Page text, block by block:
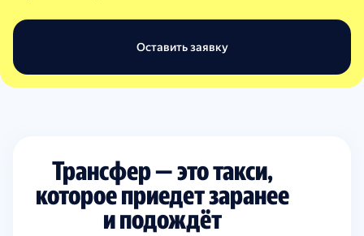
Оставить заявку
Трансфер — это такси,
которое приедет заранее
и подождёт